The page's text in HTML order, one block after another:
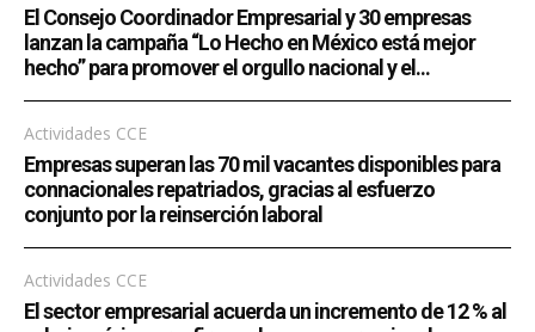
El Consejo Coordinador Empresarial y 30 empresas
lanzan la campaña “Lo Hecho en México está mejor
hecho” para promover el orgullo nacional y el...
Actividades CCE
Empresas superan las 70 mil vacantes disponibles para
connacionales repatriados, gracias al esfuerzo
conjunto por la reinserción laboral
Actividades CCE
El sector empresarial acuerda un incremento de 12 % al